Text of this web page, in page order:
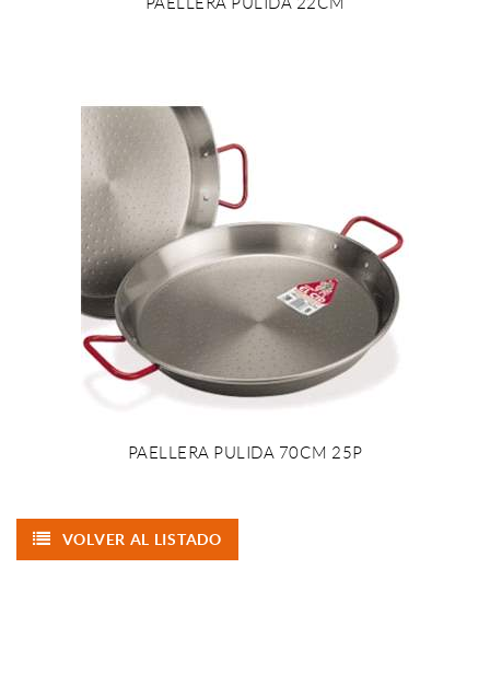
PAELLERA PULIDA 70CM 25P
VOLVER AL LISTADO